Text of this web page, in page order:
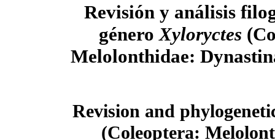
Revisión y análisis
género Xyloryctes
Melolonthidae:
Revision and
(Coleoptera: